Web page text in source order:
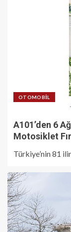
OTOMOBIL
A101’den 6
Motosiklet
Türkiye’nin 81